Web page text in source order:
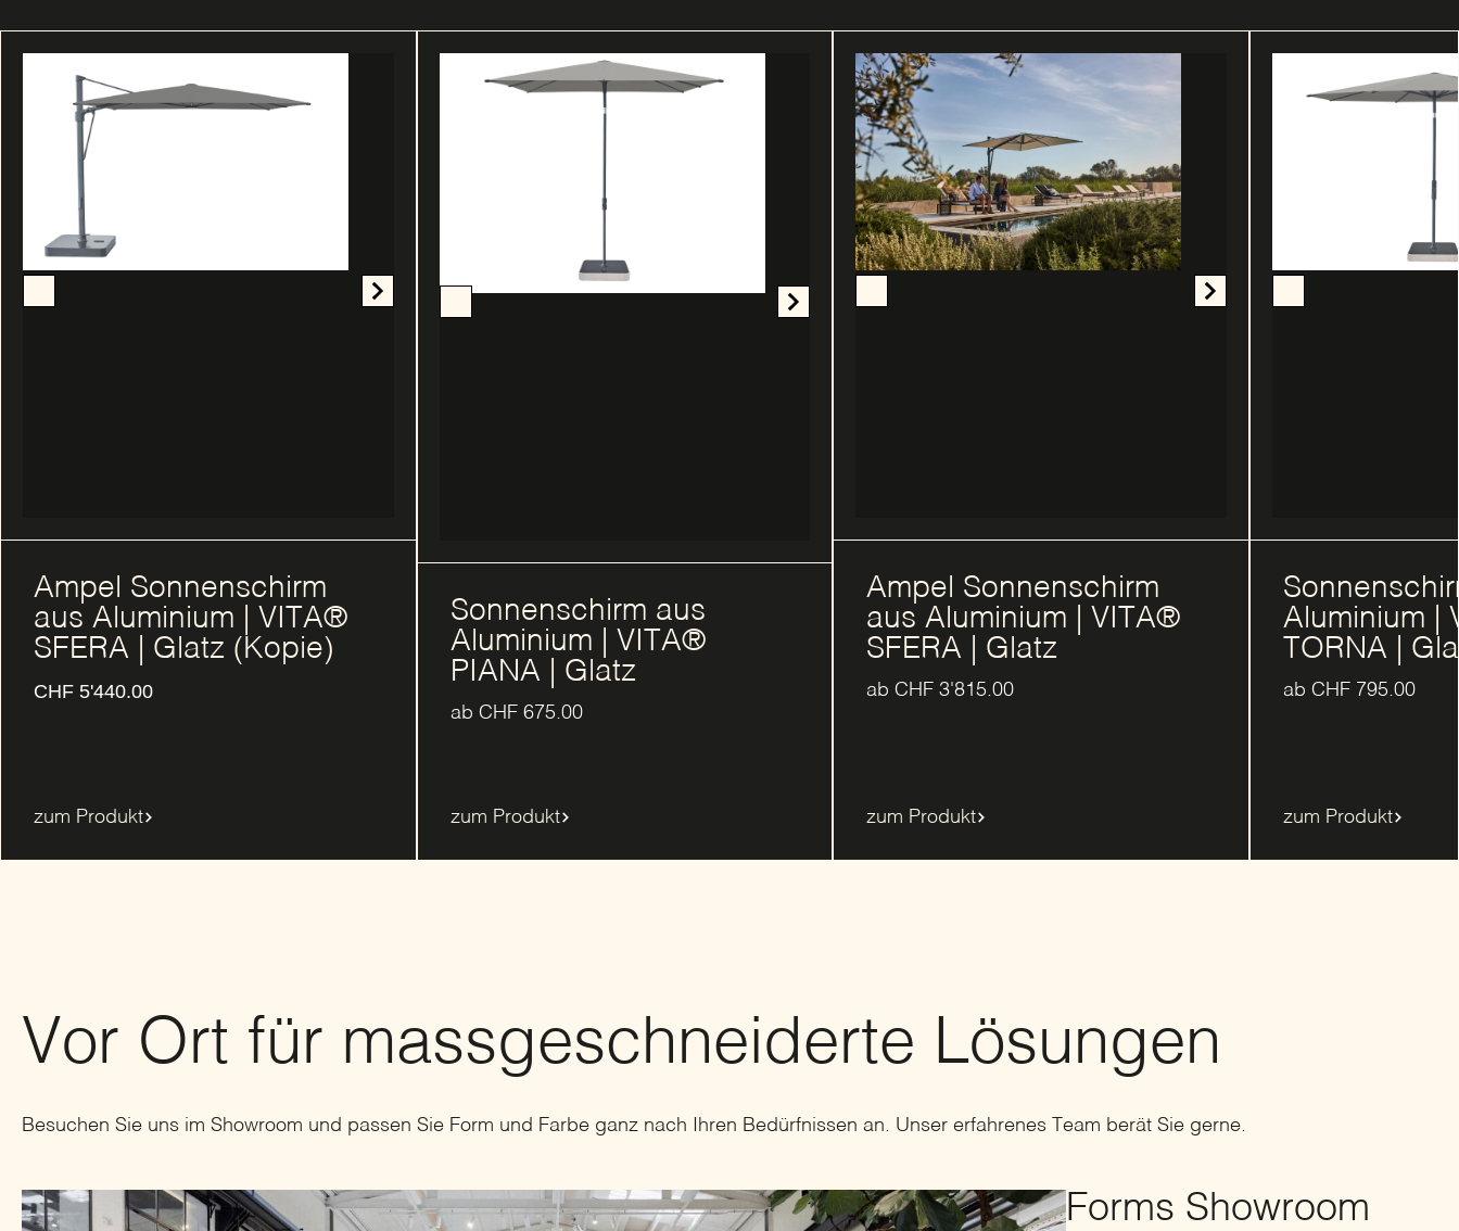
Ampel Sonnenschirm
aus Aluminium | VITA®
SFERA | Glatz (Kopie)
CHF 5'440.00
zum Produkt
Sonnenschirm aus
Aluminium | VITA®
PIANA | Glatz
ab CHF 675.00
zum Produkt
Ampel Sonnenschirm
aus Aluminium | VITA®
SFERA | Glatz
abCHF 3'815.00
zum Produkt
Aluminium |
TORNA |
abCHF 795.00
zum Produkt
Vor Ort für massgeschneiderte Lösungen
Besuchen Sie uns im Showroom und passen Sie Form und Farbe ganz nach Ihren Bedürfnissen an. Unser erfahrenes Team berät Sie gerne.
Forms Showroom